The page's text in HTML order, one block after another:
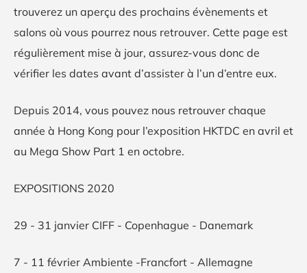
trouverez un aperçu des prochains évènements et
salons où vous pourrez nous retrouver. Cette page est
régulièrement mise à jour, assurez-vous donc de
vérifier les dates avant d’assister à l’un d’entre eux.
Depuis 2014, vous pouvez nous retrouver chaque
année à Hong Kong pour l’exposition HKTDC en avril et
au Mega Show Part 1 en octobre.
EXPOSITIONS 2020
29 - 31 janvier CIFF - Copenhague - Danemark
7 - 11 février Ambiente -Francfort - Allemagne